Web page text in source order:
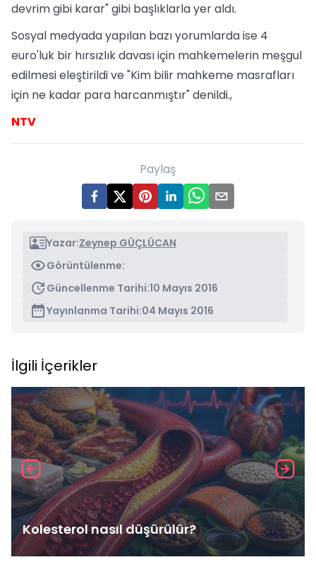
devrim gibi karar" gibi başlıklarla yer aldı.
Sosyal medyada yapılan bazı yorumlarda ise 4
euro'luk bir hırsızlık davası için mahkemelerin meşgul
edilmesi eleştirildi ve "Kim bilir mahkeme masrafları
için ne kadar para harcanmıştır" denildi.,
NTV
Paylaş
Yazar:Zeynep GÜÇLÜCAN
Görüntülenme:
Güncellenme Tarihi:10 Mayıs 2016
Yayınlanma Tarihi:04 Mayıs 2016
İlgili İçerikler
Kolesterol nasıl düşürülür?